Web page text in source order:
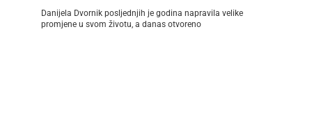
Danijela Dvornik posljednjih je godina napravila velike
promjene u svom životu, a danas otvoreno